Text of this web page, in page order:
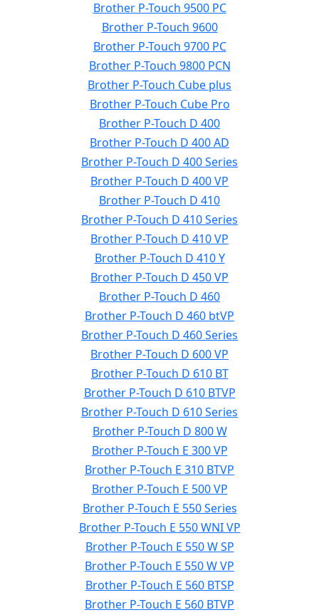
Brother P-Touch 9500 PC
Brother P-Touch 9600
Brother P-Touch 9700 PC
Brother P-Touch 9800 PCN
Brother P-Touch Cube plus
Brother P-Touch Cube Pro
Brother P-Touch D 400
Brother P-Touch D 400 AD
Brother P-Touch D 400 Series
Brother P-Touch D 400 VP
Brother P-Touch D 410
Brother P-Touch D 410 Series
Brother P-Touch D 410 VP
Brother P-Touch D 410 Y
Brother P-Touch D 450 VP
Brother P-Touch D 460
Brother P-Touch D 460 btVP
Brother P-Touch D 460 Series
Brother P-Touch D 600 VP
Brother P-Touch D 610 BT
Brother P-Touch D 610 BTVP
Brother P-Touch D 610 Series
Brother P-Touch D 800 W
Brother P-Touch E 300 VP
Brother P-Touch E 310 BTVP
Brother P-Touch E 500 VP
Brother P-Touch E 550 Series
Brother P-Touch E 550 WNI VP
Brother P-Touch E 550 W SP
Brother P-Touch E 550 W VP
Brother P-Touch E 560 BTSP
Brother P-Touch E 560 BTVP